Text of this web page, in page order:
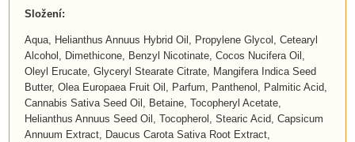
Složení:
Aqua, Helianthus Annuus Hybrid Oil, Propylene Glycol, Cetearyl
Alcohol, Dimethicone, Benzyl Nicotinate, Cocos Nucifera Oil,
Oleyl Erucate, Glyceryl Stearate Citrate, Mangifera Indica Seed
Butter, Olea Europaea Fruit Oil, Parfum, Panthenol, Palmitic Acid,
Cannabis Sativa Seed Oil, Betaine, Tocopheryl Acetate,
Helianthus Annuus Seed Oil, Tocopherol, Stearic Acid, Capsicum
Annuum Extract, Daucus Carota Sativa Root Extract,